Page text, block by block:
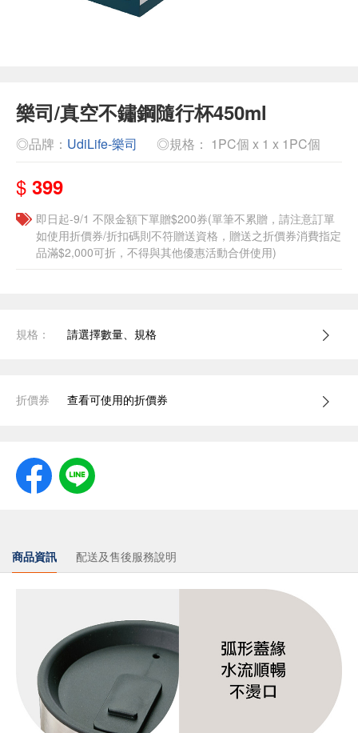
樂司/真空不鏽鋼隨行杯450ml
◎品牌： UdiLife-樂司 ◎規格： 1PC個 x 1 x 1PC個
$ 399
即日起-9/1 不限金額下單贈$200券(單筆不累贈，請注意訂單
如使用折價券/折扣碼則不符贈送資格，贈送之折價券消費指定
品滿$2,000可折，不得與其他優惠活動合併使用)
規格： 請選擇數量、規格
折價券 查看可使用的折價券
商品資訊 配送及售後服務說明